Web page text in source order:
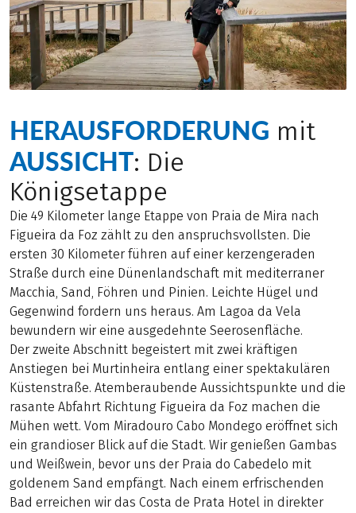
HERAUSFORDERUNG mit
AUSSICHT: Die
Königsetappe
Die 49 Kilometer lange Etappe von Praia de Mira nach
Figueira da Foz zählt zu den anspruchsvollsten. Die
ersten 30 Kilometer führen auf einer kerzengeraden
Straße durch eine Dünenlandschaft mit mediterraner
Macchia, Sand, Föhren und Pinien. Leichte Hügel und
Gegenwind fordern uns heraus. Am Lagoa da Vela
bewundern wir eine ausgedehnte Seerosenfläche.
Der zweite Abschnitt begeistert mit zwei kräftigen
Anstiegen bei Murtinheira entlang einer spektakulären
Küstenstraße. Atemberaubende Aussichtspunkte und die
rasante Abfahrt Richtung Figueira da Foz machen die
Mühen wett. Vom Miradouro Cabo Mondego eröffnet sich
ein grandioser Blick auf die Stadt. Wir genießen Gambas
und Weißwein, bevor uns der Praia do Cabedelo mit
goldenem Sand empfängt. Nach einem erfrischenden
Bad erreichen wir das Costa de Prata Hotel in direkter